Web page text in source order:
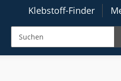
Klebstoff-Finder